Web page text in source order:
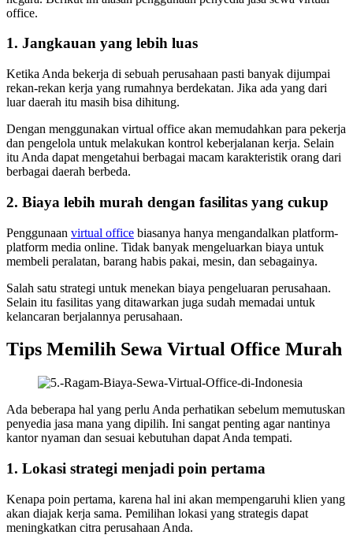
office.
1. Jangkauan yang lebih luas
Ketika Anda bekerja di sebuah perusahaan pasti banyak dijumpai
rekan-rekan kerja yang rumahnya berdekatan. Jika ada yang dari
luar daerah itu masih bisa dihitung.
Dengan menggunakan virtual office akan memudahkan para pekerja
dan pengelola untuk melakukan kontrol keberjalanan kerja. Selain
itu Anda dapat mengetahui berbagai macam karakteristik orang dari
berbagai daerah berbeda.
2. Biaya lebih murah dengan fasilitas yang cukup
Penggunaan virtual office biasanya hanya mengandalkan platform-
platform media online. Tidak banyak mengeluarkan biaya untuk
membeli peralatan, barang habis pakai, mesin, dan sebagainya.
Salah satu strategi untuk menekan biaya pengeluaran perusahaan.
Selain itu fasilitas yang ditawarkan juga sudah memadai untuk
kelancaran berjalannya perusahaan.
Tips Memilih Sewa Virtual Office Murah
Ada beberapa hal yang perlu Anda perhatikan sebelum memutuskan
penyedia jasa mana yang dipilih. Ini sangat penting agar nantinya
kantor nyaman dan sesuai kebutuhan dapat Anda tempati.
1. Lokasi strategi menjadi poin pertama
Kenapa poin pertama, karena hal ini akan mempengaruhi klien yang
akan diajak kerja sama. Pemilihan lokasi yang strategis dapat
meningkatkan citra perusahaan Anda.